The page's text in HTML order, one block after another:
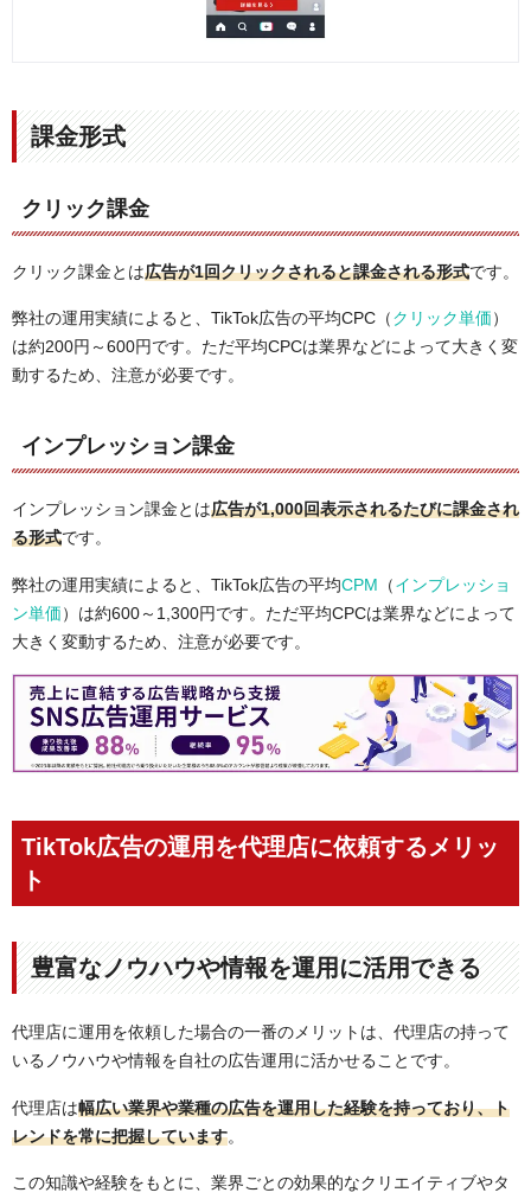
課金形式
クリック課金
クリック課金とは広告が1回クリックされると課金される形式です。
弊社の運用実績によると、TikTok広告の平均CPC（クリック単価）
は約200円～600円です。ただ平均CPCは業界などによって大きく変
動するため、注意が必要です。
インプレッション課金
インプレッション課金とは広告が1,000回表示されるたびに課金され
る形式です。
弊社の運用実績によると、TikTok広告の平均CPM （インプレッショ
ン単価）は約600～1,300円です。ただ平均CPCは業界などによって
大きく変動するため、注意が必要です。
TikTok広告の運用を代理店に依頼するメリッ
ト
豊富なノウハウや情報を運用に活用できる
代理店に運用を依頼した場合の一番のメリットは、代理店の持って
いるノウハウや情報を自社の広告運用に活かせることです。
代理店は幅広い業界や業種の広告を運用した経験を持っており、ト
レンドを常に把握しています。
この知識や経験をもとに、業界ごとの効果的なクリエイティブやタ